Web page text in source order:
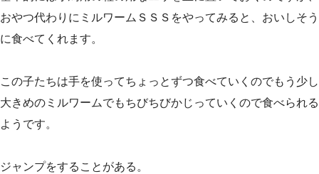
おやつ代わりにミルワームＳＳＳをやってみると、おいしそう
に食べてくれます。
この子たちは手を使ってちょっとずつ食べていくのでもう少し
大きめのミルワームでもちびちびかじっていくので食べられる
ようです。
ジャンプをすることがある。